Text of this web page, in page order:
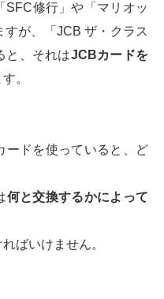
SFC修行」や「マリオッ
すが、「JCB ザ・クラス
と、それはJCBカードを
。
ードを使っていると、ど
何と交換するかによって
ばいけません。